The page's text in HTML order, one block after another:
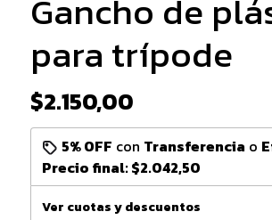
Gancho de
para trípode
$2.150,00
5% OFF con Transferencia o
Precio final:$2.042,50
Ver cuotas y descuentos